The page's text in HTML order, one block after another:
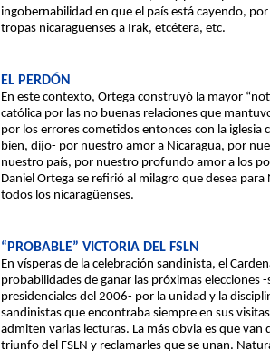
ingobernabilidad en que el país está cayendo,
tropas nicaragüenses a Irak, etcétera, etc.
EL PERDÓN
En este contexto, Ortega construyó la mayor
católica por las no buenas relaciones que
por los errores cometidos entonces con la iglesia
bien, dijo- por nuestro amor a Nicaragua, por
nuestro país, por nuestro profundo amor a los
Daniel Ortega se refirió al milagro que desea
todos los nicaragüenses.
“PROBABLE” VICTORIA DEL FSLN
En vísperas de la celebración sandinista, el
probabilidades de ganar las próximas elecciones
presidenciales del 2006- por la unidad y la
sandinistas que encontraba siempre en sus
admiten varias lecturas. La más obvia es que
triunfo del FSLN y reclamarles que se unan.